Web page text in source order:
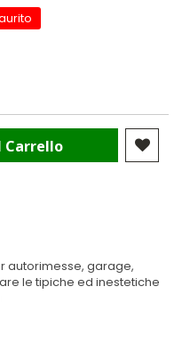
Carrello
autorimesse, garage,
le tipiche ed inestetiche